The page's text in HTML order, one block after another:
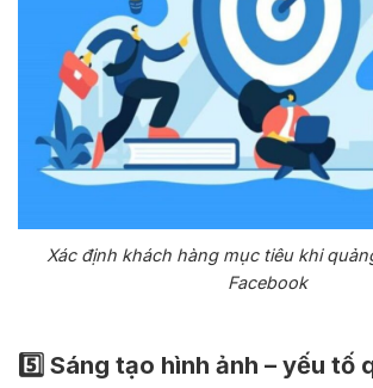
Xác định khách hàng mục tiêu khi
Facebook
5️⃣ Sáng tạo hình ảnh – yếu tố